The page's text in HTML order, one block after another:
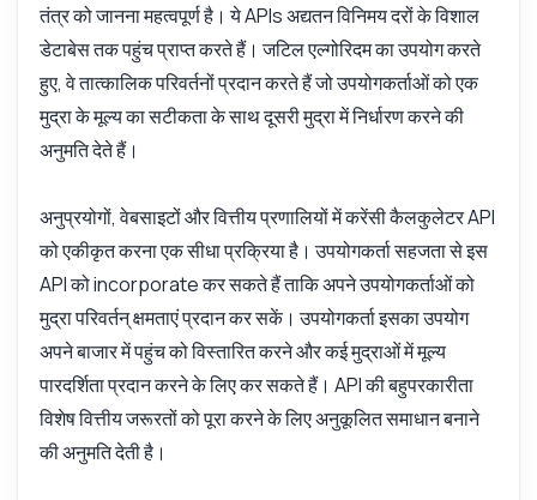
तंत्र को जानना महत्वपूर्ण है। ये APIs अद्यतन विनिमय दरों के विशाल
डेटाबेस तक पहुंच प्राप्त करते हैं। जटिल एल्गोरिदम का उपयोग करते
हुए, वे तात्कालिक परिवर्तनों प्रदान करते हैं जो उपयोगकर्ताओं को एक
मुद्रा के मूल्य का सटीकता के साथ दूसरी मुद्रा में निर्धारण करने की
अनुमति देते हैं।
अनुप्रयोगों, वेबसाइटों और वित्तीय प्रणालियों में करेंसी कैलकुलेटर API
को एकीकृत करना एक सीधा प्रक्रिया है। उपयोगकर्ता सहजता से इस
API को incorporate कर सकते हैं ताकि अपने उपयोगकर्ताओं को
मुद्रा परिवर्तन् क्षमताएं प्रदान कर सकें। उपयोगकर्ता इसका उपयोग
अपने बाजार में पहुंच को विस्तारित करने और कई मुद्राओं में मूल्य
पारदर्शिता प्रदान करने के लिए कर सकते हैं। API की बहुपरकारीता
विशेष वित्तीय जरूरतों को पूरा करने के लिए अनुकूलित समाधान बनाने
की अनुमति देती है।